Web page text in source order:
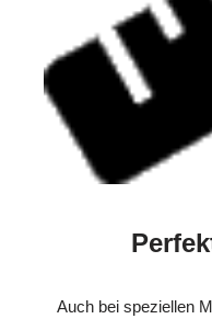
Auch bei speziellen